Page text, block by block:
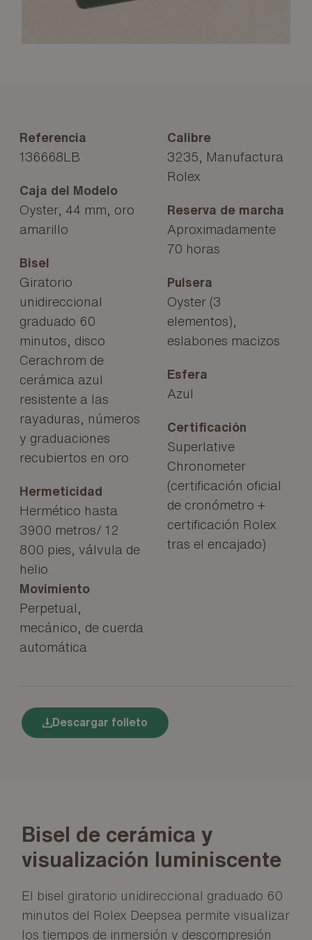
Referencia
136668LB
Caja del Modelo
Oyster, 44 mm, oro
amarillo
Bisel
Giratorio
unidireccional
graduado 60
minutos, disco
Cerachrom de
cerámica azul
resistente a las
rayaduras, números
y graduaciones
recubiertos en oro
Hermeticidad
Hermético hasta
3900 metros/ 12
800 pies, válvula de
helio
Movimiento
Perpetual,
mecánico, de cuerda
automática
Calibre
3235, Manufactura
Rolex
Reserva de marcha
Aproximadamente
70 horas
Pulsera
Oyster (3
elementos),
eslabones macizos
Esfera
Azul
Certificación
Superlative
Chronometer
(certificación oficial
de cronómetro +
certificación Rolex
tras el encajado)
Descargar folleto
Bisel de cerámica y
visualización luminiscente
El bisel giratorio unidireccional graduado 60
minutos del Rolex Deepsea permite visualizar
los tiempos de inmersión y descompresión